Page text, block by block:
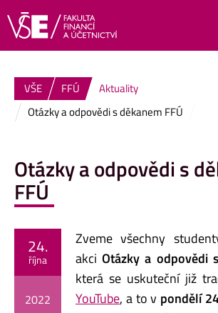
VŠE FFÚ
Aktuality
Otázky a odpovědi s děkanem FFÚ
Otázky a odpovědi s
FFÚ
24.
října
2022
Zveme všechny
akciOtázky a odpovědi
která se uskuteční již
YouTube, a to v pondělí